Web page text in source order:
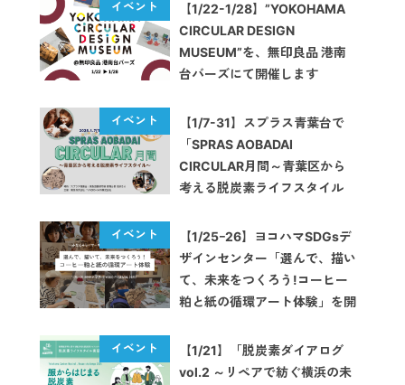
【1/22-1/28】”YOKOHAMA
CIRCULAR DESIGN
MUSEUM”を、無印良品 港南
台バーズにて開催します
【1/7-31】スプラス青葉台で
「SPRAS AOBADAI
CIRCULAR月間～青葉区から
考える脱炭素ライフスタイル
【1/25ｰ26】ヨコハマSDGsデ
ザインセンター「選んで、描い
て、未来をつくろう!コーヒー
粕と紙の循環アート体験」を開
【1/21】「脱炭素ダイアログ
vol.2 ～リペアで紡ぐ横浜の未